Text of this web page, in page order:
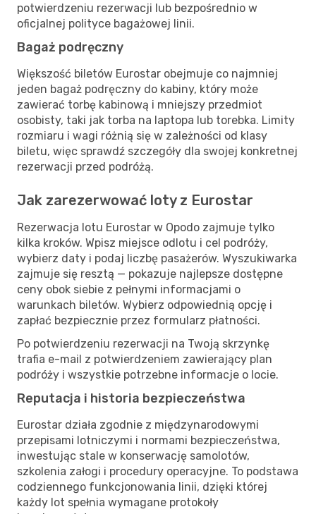
potwierdzeniu rezerwacji lub bezpośrednio w
oficjalnej polityce bagażowej linii.
Bagaż podręczny
Większość biletów Eurostar obejmuje co najmniej
jeden bagaż podręczny do kabiny, który może
zawierać torbę kabinową i mniejszy przedmiot
osobisty, taki jak torba na laptopa lub torebka. Limity
rozmiaru i wagi różnią się w zależności od klasy
biletu, więc sprawdź szczegóły dla swojej konkretnej
rezerwacji przed podróżą.
Jak zarezerwować loty z Eurostar
Rezerwacja lotu Eurostar w Opodo zajmuje tylko
kilka kroków. Wpisz miejsce odlotu i cel podróży,
wybierz daty i podaj liczbę pasażerów. Wyszukiwarka
zajmuje się resztą — pokazuje najlepsze dostępne
ceny obok siebie z pełnymi informacjami o
warunkach biletów. Wybierz odpowiednią opcję i
zapłać bezpiecznie przez formularz płatności.
Po potwierdzeniu rezerwacji na Twoją skrzynkę
trafia e-mail z potwierdzeniem zawierający plan
podróży i wszystkie potrzebne informacje o locie.
Reputacja i historia bezpieczeństwa
Eurostar działa zgodnie z międzynarodowymi
przepisami lotniczymi i normami bezpieczeństwa,
inwestując stale w konserwację samolotów,
szkolenia załogi i procedury operacyjne. To podstawa
codziennego funkcjonowania linii, dzięki której
każdy lot spełnia wymagane protokoły